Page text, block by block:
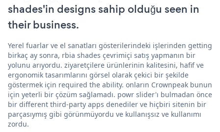
shades'in designs sahip olduğu seen in
their business.
Yerel fuarlar ve el sanatları gösterilerindeki işlerinden getting
birkaç ay sonra, rbia shades çevrimiçi satış yapmanın bir
yolunu arıyordu. ziyaretçilere ürünlerinin kalitesini, hafif ve
ergonomik tasarımlarını görsel olarak çekici bir şekilde
göstermek için required the ability. onların Crownpeak bunun
için yeterli bir çözüm sağlamadı. powr slider'ı bulmadan önce
bir different third-party apps denediler ve hiçbiri sitenin bir
parçasıymış gibi görünmüyordu ve kullanışsız ve kullanımı
zordu.